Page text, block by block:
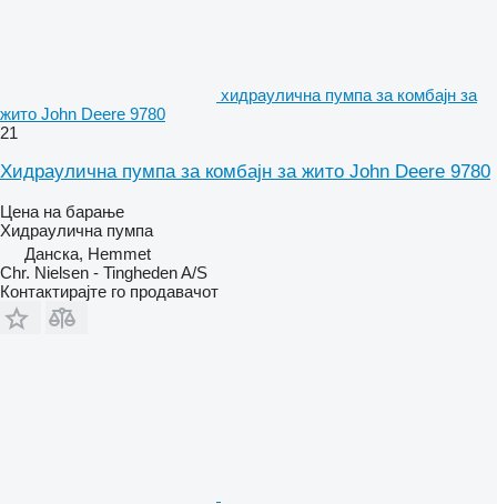
хидраулична пумпа за комбајн за
жито John Deere 9780
21
Хидраулична пумпа за комбајн за жито John Deere 9780
Цена на барање
Хидраулична пумпа
Данска, Hemmet
Chr. Nielsen - Tingheden A/S
Контактирајте го продавачот